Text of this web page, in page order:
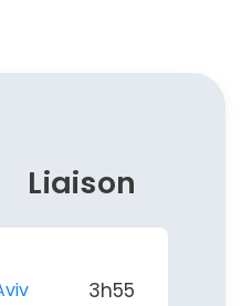
Liaison
3h55